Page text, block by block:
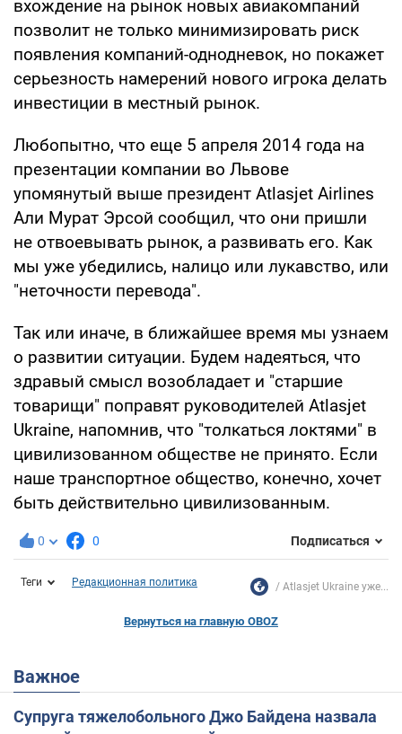
вхождение на рынок новых авиакомпаний
позволит не только минимизировать риск
появления компаний-однодневок, но покажет
серьезность намерений нового игрока делать
инвестиции в местный рынок.
Любопытно, что еще 5 апреля 2014 года на
презентации компании во Львове
упомянутый выше президент Atlasjet Airlines
Али Мурат Эрсой сообщил, что они пришли
не отвоевывать рынок, а развивать его. Как
мы уже убедились, налицо или лукавство, или
"неточности перевода".
Так или иначе, в ближайшее время мы узнаем
о развитии ситуации. Будем надеяться, что
здравый смысл возобладает и "старшие
товарищи" поправят руководителей Atlasjet
Ukraine, напомнив, что "толкаться локтями" в
цивилизованном обществе не принято. Если
наше транспортное общество, конечно, хочет
быть действительно цивилизованным.
0 0 Подписаться
Теги Редакционная политика Atlasjet Ukraine уже...
Вернуться на главную OBOZ
Важное
Супруга тяжелобольного Джо Байдена назвала